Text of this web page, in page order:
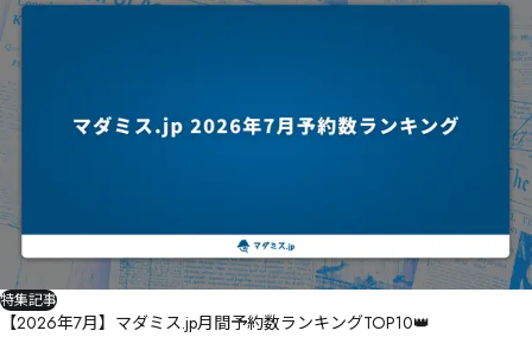
特集記事
【2026年7月】マダミス.jp月間予約数ランキングTOP10👑